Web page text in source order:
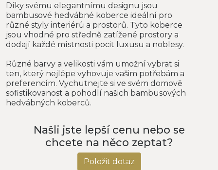
Díky svému elegantnímu designu jsou
bambusové hedvábné koberce ideální pro
různé styly interiérů a prostorů. Tyto koberce
jsou vhodné pro středně zatížené prostory a
dodají každé místnosti pocit luxusu a noblesy.
Různé barvy a velikosti vám umožní vybrat si
ten, který nejlépe vyhovuje vašim potřebám a
preferencím. Vychutnejte si ve svém domově
sofistikovanost a pohodlí našich bambusových
hedvábných koberců.
Našli jste lepší cenu nebo se
chcete na něco zeptat?
Položit dotaz